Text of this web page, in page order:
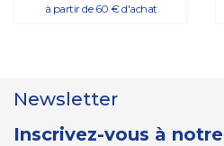
à partir de 60 € d'achat
Newsletter
Inscrivez-vous à